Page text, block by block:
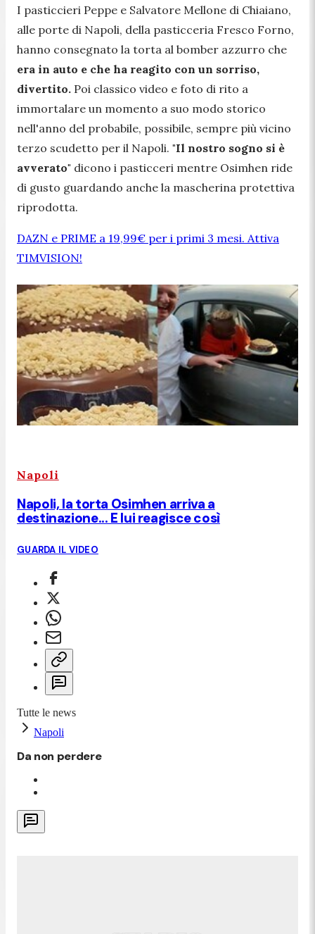
I pasticcieri Peppe e Salvatore Mellone di Chiaiano,
alle porte di Napoli, della pasticceria Fresco Forno,
hanno consegnato la torta al bomber azzurro che
era in auto e che ha reagito con un sorriso,
divertito. Poi classico video e foto di rito a
immortalare un momento a suo modo storico
nell'anno del probabile, possibile, sempre più vicino
terzo scudetto per il Napoli. "Il nostro sogno si è
avverato" dicono i pasticceri mentre Osimhen ride
di gusto guardando anche la mascherina protettiva
riprodotta.
DAZN e PRIME a 19,99€ per i primi 3 mesi. Attiva
TIMVISION!
Napoli
Napoli, la torta Osimhen arriva a
destinazione... E lui reagisce così
GUARDA IL VIDEO
Tutte le news
Napoli
Da non perdere